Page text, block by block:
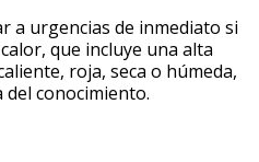
a urgencias de inmediato si
que incluye una alta
roja, seca o húmeda,
conocimiento.